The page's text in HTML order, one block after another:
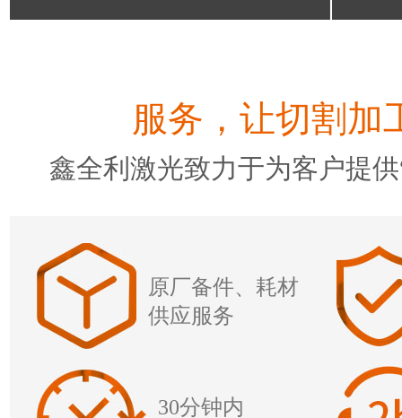
服务，让切割加
鑫全利激光致力于为客户提
原厂备件、耗材
供应服务
30分钟内